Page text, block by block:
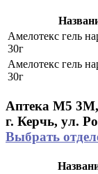
Амелотекс гель
30г
Амелотекс гель
30г
Аптека М5
г. Керчь, ул.
Выбрать